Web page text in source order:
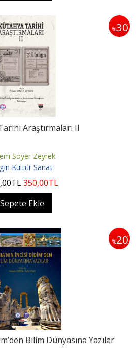
%30
Araştırmaları II
Soyer Zeyrek
Kültür Sanat
,00TL350,00TL
Sepete Ekle
%20
Bilim Dünyasına Yazılar